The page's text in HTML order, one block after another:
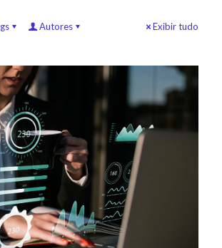
Autores Exibir tudo